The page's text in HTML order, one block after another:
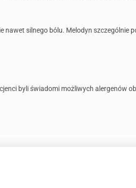
silnego bólu. Melodyn szczególnie
byli świadomi możliwych alergenów